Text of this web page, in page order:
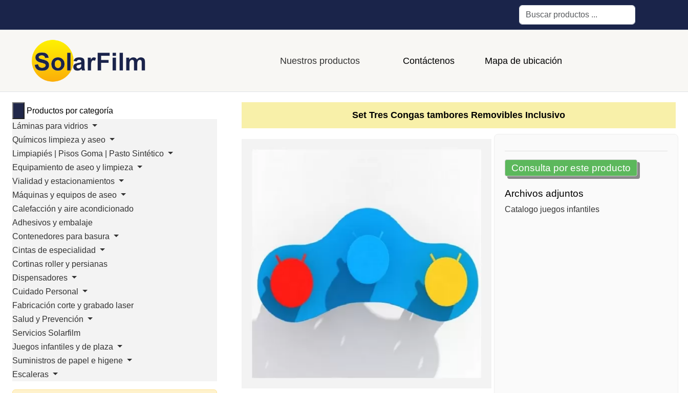
Buscar
Nuestros productos Contáctenos Mapa de ubicación
Productos por categoría
Láminas para vidrios
Químicos limpieza y aseo
Limpiapiés | Pisos Goma | Pasto Sintético
Equipamiento de aseo y limpieza
Vialidad y estacionamientos
Máquinas y equipos de aseo
Calefacción y aire acondicionado
Adhesivos y embalaje
Contenedores para basura
Cintas de especialidad
Cortinas roller y persianas
Dispensadores
Cuidado Personal
Fabricación corte y grabado laser
Salud y Prevención
Servicios Solarfilm
Juegos infantiles y de plaza
Suministros de papel e higene
Escaleras
Set Tres Congas tambores Removibles Inclusivo
Consulta por este producto
Archivos adjuntos
Catalogo juegos infantiles